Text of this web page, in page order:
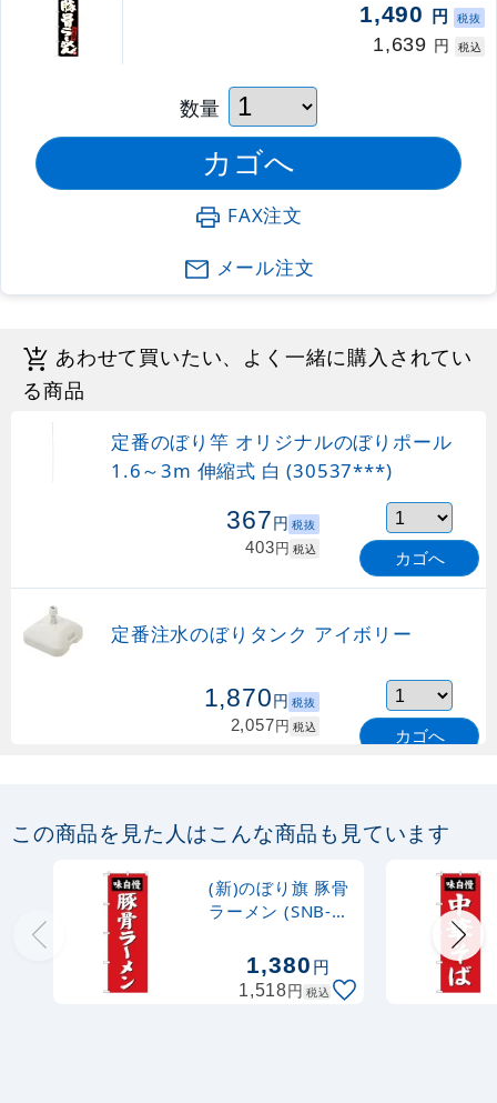
1,490 円 税抜
1,639 円 税込
数量
FAX注文
メール注文
あわせて買いたい、よく一緒に購入されてい
る商品
定番のぼり竿 オリジナルのぼりポール
1.6～3m 伸縮式 白 (30537***)
367円 税抜
403円 税込 カゴへ
定番注水のぼりタンク アイボリー
1,870円 税抜
2,057円 税込 カゴへ
1.6～3m 伸縮式 緑 (30537GRN)
売り切れ中
購入不可
定番のぼり竿 オリジナルのぼりポール
1.6～3m 伸縮式 水色 (30537SBL)
この商品を見た人はこんな商品も見ています
(新)のぼり旗 豚骨
ラーメン (SNB-
1,380円
1,518円 税込